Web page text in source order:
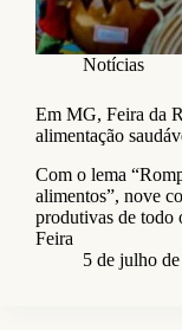
Notícias
Em MG, Feira da
alimentação
Com o lema
alimentos”, nove
produtivas de todo
Feira
5 de julho